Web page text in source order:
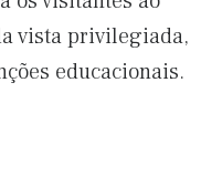
vista privilegiada,
educacionais.